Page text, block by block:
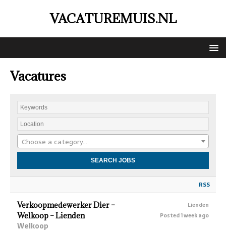
VACATUREMUIS.NL
Vacatures
Choose a category…
RSS
Verkoopmedewerker Dier –
Welkoop – Lienden
Welkoop
Lienden
Posted 1 week ago